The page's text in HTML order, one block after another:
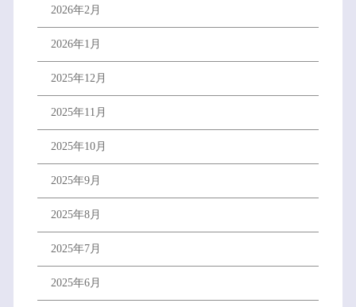
2026年2月
2026年1月
2025年12月
2025年11月
2025年10月
2025年9月
2025年8月
2025年7月
2025年6月